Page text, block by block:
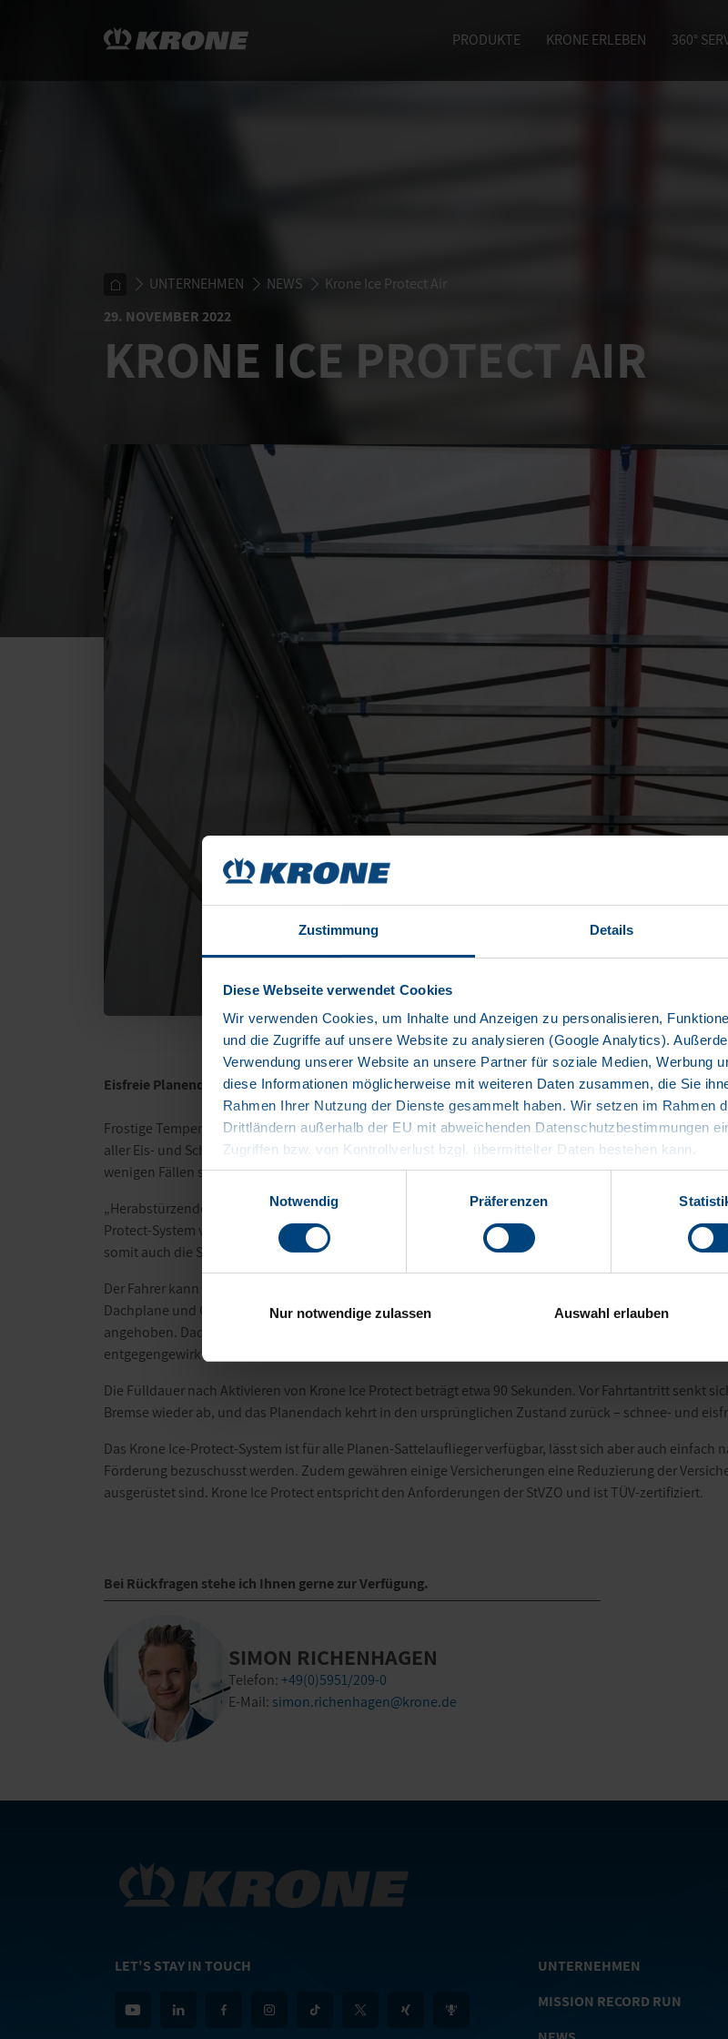
Zustimmung Details
Diese Webseite verwendet Cookies
Wir verwenden Cookies, um Inhalte und Anzeigen zu personalisieren,
und die Zugriffe auf unsere Website zu analysieren (Google Analytics).
Verwendung unserer Website an unsere Partner für soziale Medien, Werbung
diese Informationen möglicherweise mit weiteren Daten zusammen, die Sie
Rahmen Ihrer Nutzung der Dienste gesammelt haben. Wir setzen im Rahmen
Drittländern außerhalb der EU mit abweichenden Datenschutzbestimmungen
Zugriffen bzw. von Kontrollverlust bzgl. übermittelter Daten bestehen kann.
Datenschutzerklärung
Impressum
Einwilligungsauswahl
Notwendig
Präferenzen
Nur notwendige zulassen Auswahl erlauben
PRODUKTE KRONE ERLEBEN 360°
UNTERNEHMEN NEWS
Krone Ice Protect Air
29. NOVEMBER 2022
KRONE ICE PROTECT AIR
Eisfreie Planendächer – mit „De-minimis“ gefördert
Frostige Temperaturen führen schnell zu Schnee und Eis auf dem Planendach – jeder Fahrer kennt
aller Eis- und Schneereste vom Fahrzeugdach und der Aufliegerplane ist auf der Tour eine gefährliche
wenigen Fällen stehen auf Rastplätzen Hilfsmittel zur Verfügung, mit denen der Fahrer Eisplatten vor
„Herabstürzende Eisplatten von LKW-Dächern sind nicht nur gefährlich, sondern stellen im Winter
Protect-System verhindert präventiv die Bildung von Schnee und Eis auf der Dachplane. Durch das
somit auch die Sicherheit aller Verkehrsteilnehmer erhöht.“, sagt Dr. Frank Albers, Geschäftsführer
Der Fahrer kann das Krone Ice-Protect-System über ein Bedienpult, das an der Stirnwand des
Dachplane und Querspriegel liegender Luftschlauch durch Luftzuführung aus dem bordeigenen
angehoben. Dadurch bildet sich eine Art Satteldach, so dass in Standzeiten Wasser- und
entgegengewirkt.
Die Fülldauer nach Aktivieren von Krone Ice Protect beträgt etwa 90 Sekunden. Vor Fahrtantritt senkt
Bremse wieder ab, und das Planendach kehrt in den ursprünglichen Zustand zurück – schnee- und
Das Krone Ice-Protect-System ist für alle Planen-Sattelauflieger verfügbar, lässt sich aber auch
Förderung bezuschusst werden. Zudem gewähren einige Versicherungen eine Reduzierung der
ausgerüstet sind. Krone Ice Protect entspricht den Anforderungen der StVZO und ist TÜV-zertifiziert.
Bei Rückfragen stehe ich Ihnen gerne zur Verfügung.
SIMON RICHENHAGEN
Telefon:+49(0)5951/209-0
E-Mail: simon.richenhagen@krone.de
LET'S STAY IN TOUCH
UNTERNEHMEN
MISSION RECORD RUN